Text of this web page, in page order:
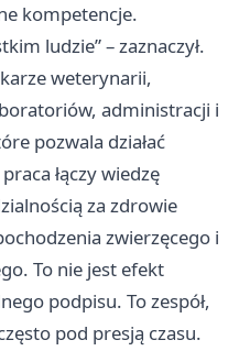
kompetencje.
ludzie” – zaznaczył.
weterynarii,
administracji i
pozwala działać
łączy wiedzę
za zdrowie
zwierzęcego i
To nie jest efekt
podpisu. To zespół,
pod presją czasu.